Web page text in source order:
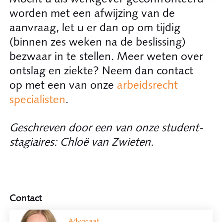
worden met een afwijzing van de
aanvraag, let u er dan op om tijdig
(binnen zes weken na de beslissing)
bezwaar in te stellen. Meer weten over
ontslag en ziekte? Neem dan contact
op met een van onze arbeidsrecht
specialisten.
Geschreven door een van onze student-
stagiaires: Chloë van Zwieten.
Contact